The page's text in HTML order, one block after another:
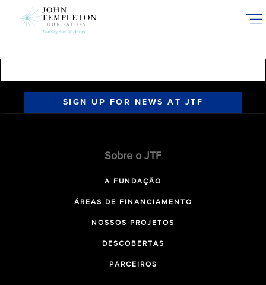
SIGN UP FOR NEWS AT JTF
Sobre o JTF
A FUNDAÇÃO
ÁREAS DE FINANCIAMENTO
NOSSOS PROJETOS
DESCOBERTAS
PARCEIROS